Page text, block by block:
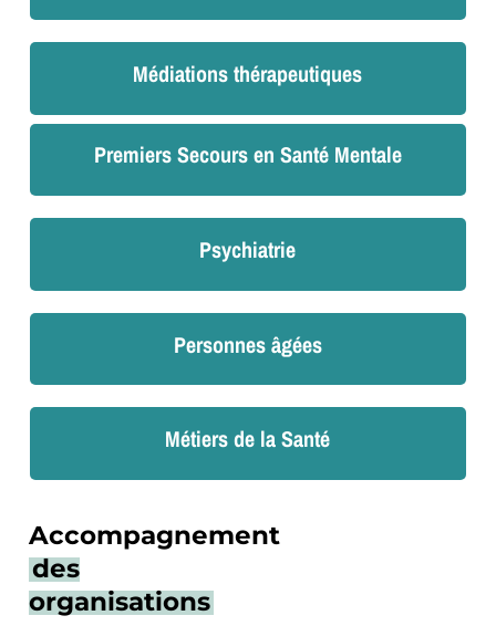
Médiations thérapeutiques
Premiers Secours en Santé Mentale
Psychiatrie
Personnes âgées
Métiers de la Santé
Accompagnement
des
organisations